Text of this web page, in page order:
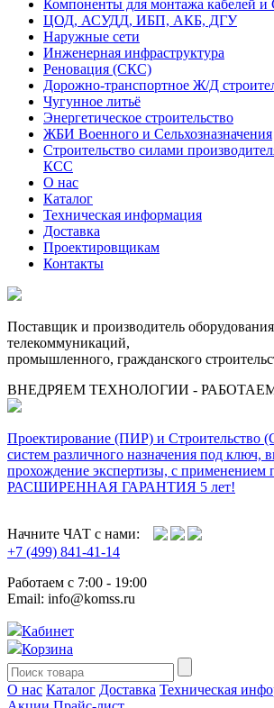
Компоненты для монтажа кабелей
ЦОД, АСУДД, ИБП, АКБ, ДГУ
Наружные сети
Инженерная инфраструктура
Реновация (СКС)
Дорожно-транспортное Ж/Д
Чугунное литьё
Энергетическое строительство
ЖБИ Военного и Сельхозназначения
Строительство силами
КСС
О нас
Каталог
Техническая информация
Доставка
Проектировщикам
Контакты
Поставщик и производитель
телекоммуникаций,
промышленного, гражданского
ВНЕДРЯЕМ ТЕХНОЛОГИИ -
Проектирование (ПИР) и
систем различного назначения под ключ,
прохождение экспертизы, с
РАСШИРЕННАЯ ГАРАНТИЯ 5 лет!
Начните ЧАТ с нами:
+7 (499) 841-41-14
Работаем с 7:00 - 19:00
Email: info@komss.ru
Кабинет
Корзина
О нас Каталог Доставка Техническая